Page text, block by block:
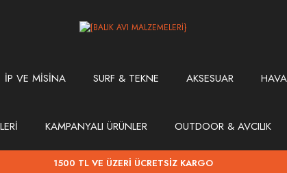
İP VE MİSİNA SURF & TEKNE AKSESUAR
KAMPANYALI ÜRÜNLER OUTDOOR & AVCILIK
1500 TL VE ÜZERİ ÜCRETSİZ KARGO